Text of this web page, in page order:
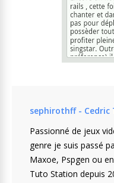
sephirothff - Cedric
Passionné de jeux
genre je suis passé
Maxoe, Pspgen ou
Tuto Station depuis